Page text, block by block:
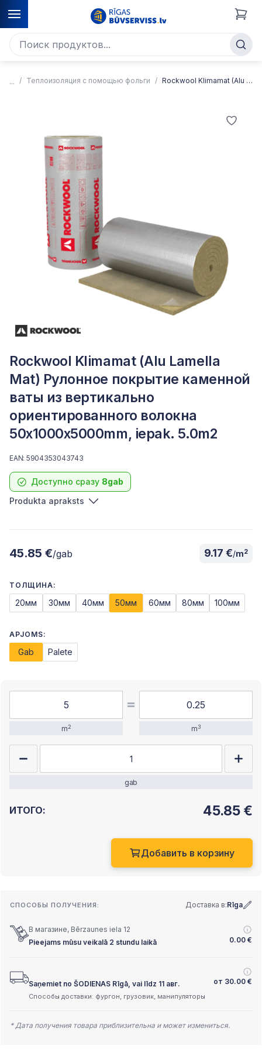
Теплоизоляция с помощью фольги Rockwool Klimamat (Alu Lamella Mat) Рулонное покрытие каменной ваты из вертикально ориентированного волокна
Rockwool Klimamat (Alu Lamella
Mat) Рулонное покрытие каменной
ваты из вертикально
ориентированного волокна
50x1000x5000mm, iepak. 5.0m2
Доступно сразу 8gab
EAN: 5904353043743
Produkta apraksts
45.85 €/gab 9.17 €/m2
ТОЛЩИНА:
20мм 30мм 40мм 50мм 60мм 80мм 100мм
APJOMS:
Gab Palete
m2 m3
gab
ИТОГО: 45.85 €
Добавить в корзину
СПОСОБЫ ПОЛУЧЕНИЯ: Доставка в:Rīga
В магазине, Bērzaunes iela 12
Pieejams mūsu veikalā 2 stundu laikā
0.00 €
Saņemiet no ŠODIENAS Rīgā, vai līdz 11 авг. от 30.00 €
Способы доставки: фургон, грузовик, манипуляторы
* Дата получения товара приблизительна и может измениться.